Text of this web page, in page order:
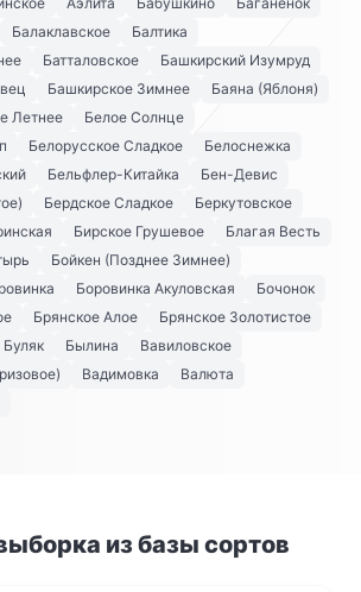
Балаклавское
Балтика
Батталовское
Башкирский Изумруд
Башкирское Зимнее
Баяна (Яблоня)
Летнее
Белое Солнце
Белорусское Сладкое
Белоснежка
Бельфлер-Китайка
Бен-Девис
Бердское Сладкое
Беркутовское
Бирское Грушевое
Благая Весть
Бойкен (Позднее Зимнее)
Боровинка Акуловская
Бочонок
Брянское Алое
Брянское Золотистое
Буляк Былина
Вавиловское
Вадимовка
Валюта
из базы сортов